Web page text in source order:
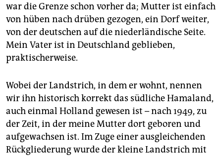
war die Grenze schon vorher da; Mutter ist einfach
von hüben nach drüben gezogen, ein Dorf weiter,
von der deutschen auf die niederländische Seite.
Mein Vater ist in Deutschland geblieben,
praktischerweise.
Wobei der Landstrich, in dem er wohnt, nennen
wir ihn historisch korrekt das südliche Hamaland,
auch einmal Holland gewesen ist – nach 1949, zu
der Zeit, in der meine Mutter dort geboren und
aufgewachsen ist. Im Zuge einer ausgleichenden
Rückgliederung wurde der kleine Landstrich mit